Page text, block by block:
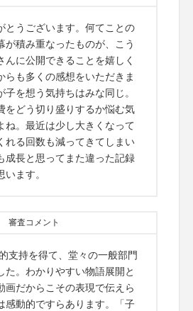
とうございます。何てことの
が積み重なったものが、こう
んに公開できることを嬉しく
らも多くの感想をいただきま
子を想う気持ちはみな同じ。
をどう切り盛りするか悩む気
ね。最近は少し大きくなって
れる回数も減ってきてしまい
成長と思ってまた違った記録
ます。
審査コメント
支持を得て、堂々の一般部門
た。わかりやすい物語展開と
画だからこその表現で伝えら
感動的ですらあります。「子